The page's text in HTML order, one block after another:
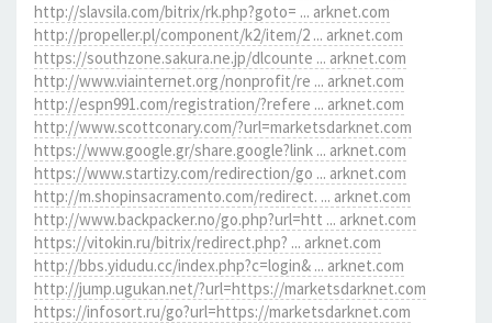
http://slavsila.com/bitrix/rk.php?goto= ... arknet.com
http://propeller.pl/component/k2/item/2 ... arknet.com
https://southzone.sakura.ne.jp/dlcounte ... arknet.com
http://www.viainternet.org/nonprofit/re ... arknet.com
http://espn991.com/registration/?refere ... arknet.com
http://www.scottconary.com/?url=marketsdarknet.com
https://www.google.gr/share.google?link ... arknet.com
https://www.startizy.com/redirection/go ... arknet.com
http://m.shopinsacramento.com/redirect. ... arknet.com
http://www.backpacker.no/go.php?url=htt ... arknet.com
https://vitokin.ru/bitrix/redirect.php? ... arknet.com
http://bbs.yidudu.cc/index.php?c=login& ... arknet.com
http://jump.ugukan.net/?url=https://marketsdarknet.com
https://infosort.ru/go?url=https://marketsdarknet.com